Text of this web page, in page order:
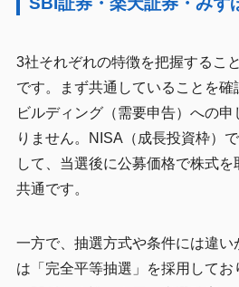
3社それぞれの特徴を把握するこ
です。まず共通していることを確
ビルディング（需要申告）への
りません。NISA（成長投資枠）
して、当選後に公募価格で株式
共通です。
一方で、抽選方式や条件には違い
は「完全平等抽選」を採用して